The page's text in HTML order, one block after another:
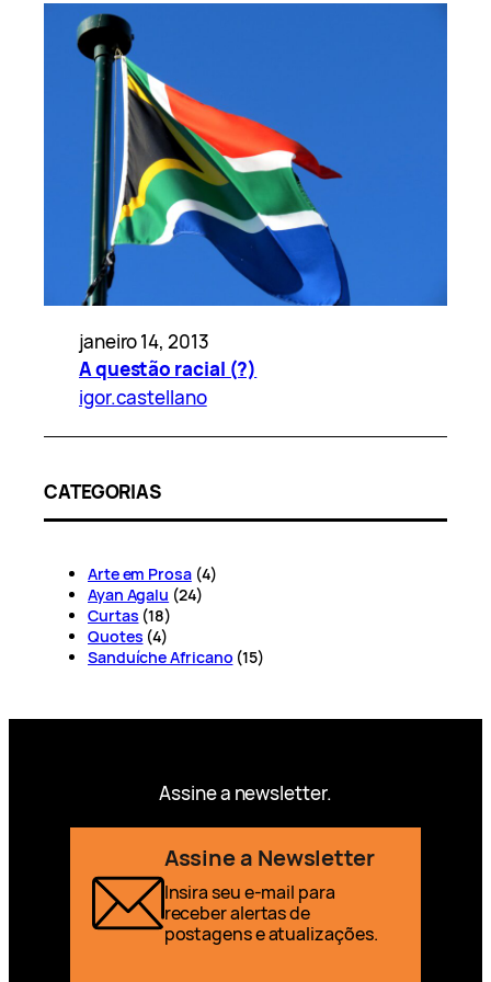
janeiro 14, 2013
A questão racial (?)
igor.castellano
CATEGORIAS
Arte em Prosa(4)
Ayan Agalu (24)
Curtas (18)
Quotes (4)
Sanduíche Africano (15)
Assine a newsletter.
Assine a Newsletter
Insira seu e-mail para
receber alertas de
postagens e atualizações.